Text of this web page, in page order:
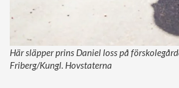
Här släpper prins Daniel loss på
Friberg/Kungl. Hovstaterna